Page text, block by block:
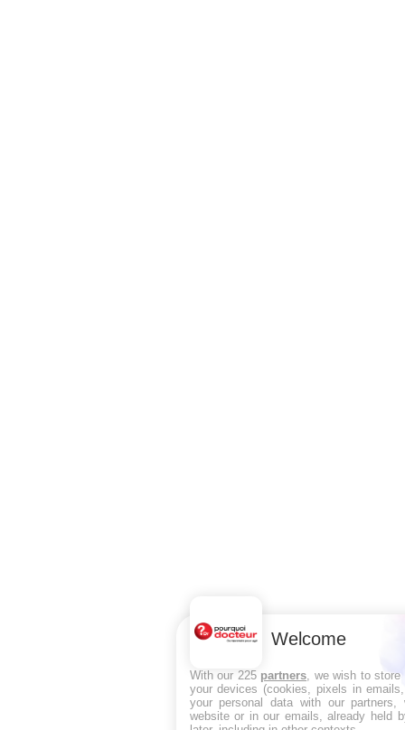
Welcome
With our 225 partners , we wish to
your devices (cookies, pixels in
your personal data with our partners,
website or in our emails, already held